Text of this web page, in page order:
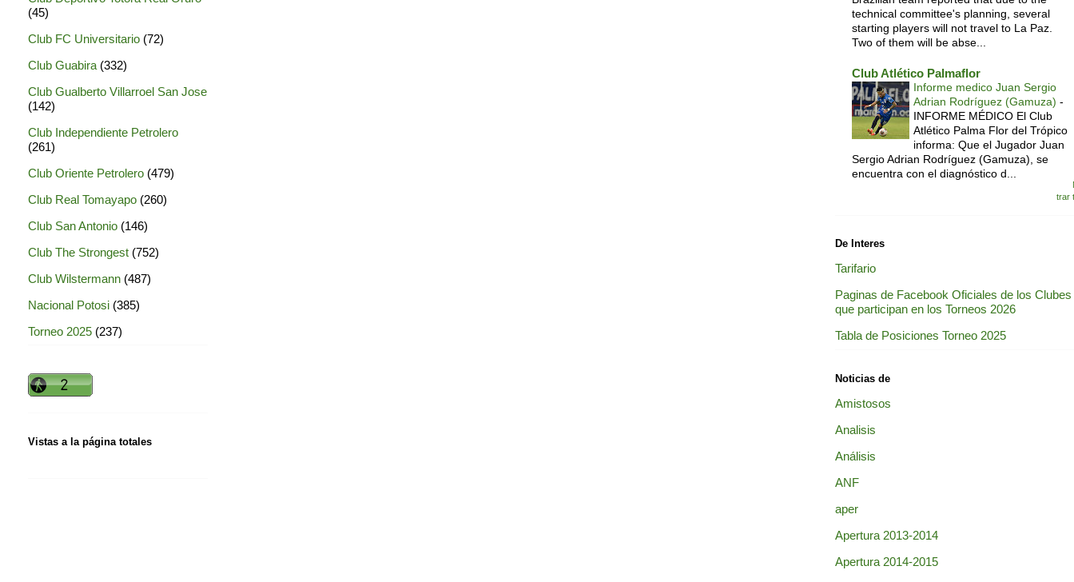
(45)
Club FC Universitario (72)
Club Guabira (332)
Club Gualberto Villarroel San Jose
(142)
Club Independiente Petrolero
(261)
Club Oriente Petrolero (479)
Club Real Tomayapo (260)
Club San Antonio (146)
Club The Strongest (752)
Club Wilstermann (487)
Nacional Potosi (385)
Torneo 2025 (237)
Vistas a la página totales
technical committee's planning, several
starting players will not travel to La Paz.
Two of them will be abse...
Club Atlético Palmaflor
Informe medico Juan Sergio
Adrian Rodríguez (Gamuza) -
INFORME MÉDICO El Club
Atlético Palma Flor del Trópico
informa: Que el Jugador Juan
Sergio Adrian Rodríguez (Gamuza), se
encuentra con el diagnóstico d...
trar
De Interes
Tarifario
Paginas de Facebook Oficiales de los Clubes
que participan en los Torneos 2026
Tabla de Posiciones Torneo 2025
Noticias de
Amistosos
Analisis
Análisis
ANF
aper
Apertura 2013-2014
Apertura 2014-2015